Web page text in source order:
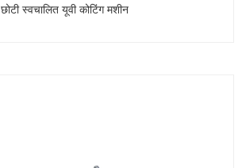
छोटी स्वचालित यूवी कोटिंग मशीन